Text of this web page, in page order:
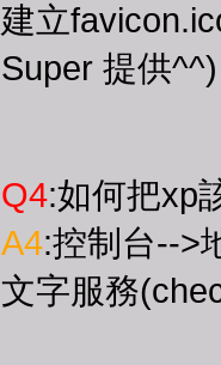
建立
Super 提供^^)
Q4:如何把xp
A4:控制台-->
文字服務